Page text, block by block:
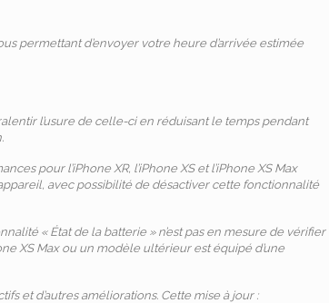
permettant d’envoyer votre heure d’arrivée estimée
l’usure de celle-ci en réduisant le temps pendant
pour l’iPhone XR, l’iPhone XS et l’iPhone XS Max
avec possibilité de désactiver cette fonctionnalité
« État de la batterie » n’est pas en mesure de vérifier
XS Max ou un modèle ultérieur est équipé d’une
et d’autres améliorations. Cette mise à jour :